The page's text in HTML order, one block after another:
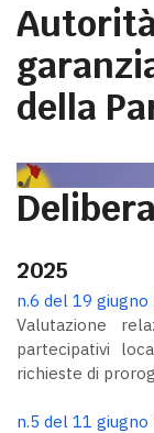
della
2025
n.6 del 19 giugno
Valutazione
partecipativi
richieste di
n.5 del 11 giugno